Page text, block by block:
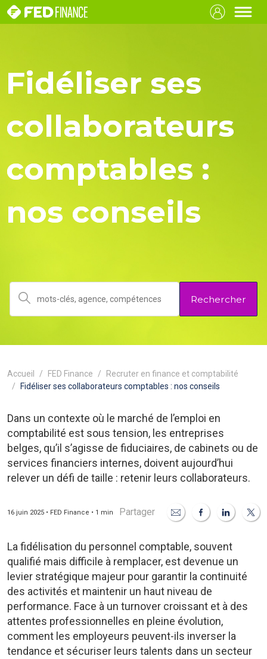
Fidéliser ses
collaborateurs
comptables :
nos conseils
Rechercher
Accueil FED Finance
Recruter en finance et comptabilité
Fidéliser ses collaborateurs comptables : nos conseils
Dans un contexte où le marché de l’emploi en
comptabilité est sous tension, les entreprises
belges, qu’il s’agisse de fiduciaires, de cabinets ou de
services financiers internes, doivent aujourd’hui
relever un défi de taille : retenir leurs collaborateurs.
16 juin 2025 • FED Finance • 1 min Partager
La fidélisation du personnel comptable, souvent
qualifié mais difficile à remplacer, est devenue un
levier stratégique majeur pour garantir la continuité
des activités et maintenir un haut niveau de
performance. Face à un turnover croissant et à des
attentes professionnelles en pleine évolution,
comment les employeurs peuvent-ils inverser la
tendance et sécuriser leurs talents dans un secteur